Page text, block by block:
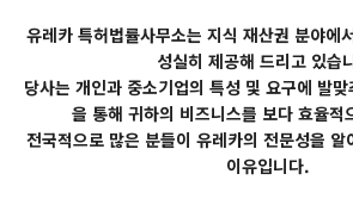
유레카 특허법률사무소는 지식 재산권 분야에
성실히 제공해 드리고 있습
당사는 개인과 중소기업의 특성 및 요구에 발
을 통해 귀하의 비즈니스를 보다 효율적
전국적으로 많은 분들이 유레카의 전문성을 알
이유입니다.